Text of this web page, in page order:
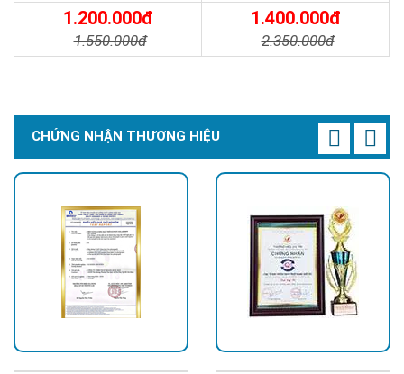
ĐƯỜNG NĂNG LƯỢNG MẶT
TRỜI 100W GIÁ RẺ - Solar
Light 100W
1.200.000đ
1.550.000đ
TRỜI - Solar Light 300W
1.400.000đ
2.350.000đ
CHỨNG NHẬN THƯƠNG HIỆU